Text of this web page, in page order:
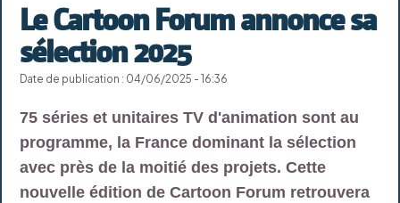
Le Cartoon Forum annonce sa
sélection 2025
Date de publication : 04/06/2025 - 16:36
75 séries et unitaires TV d'animation sont au
programme, la France dominant la sélection
avec près de la moitié des projets. Cette
nouvelle édition de Cartoon Forum retrouvera